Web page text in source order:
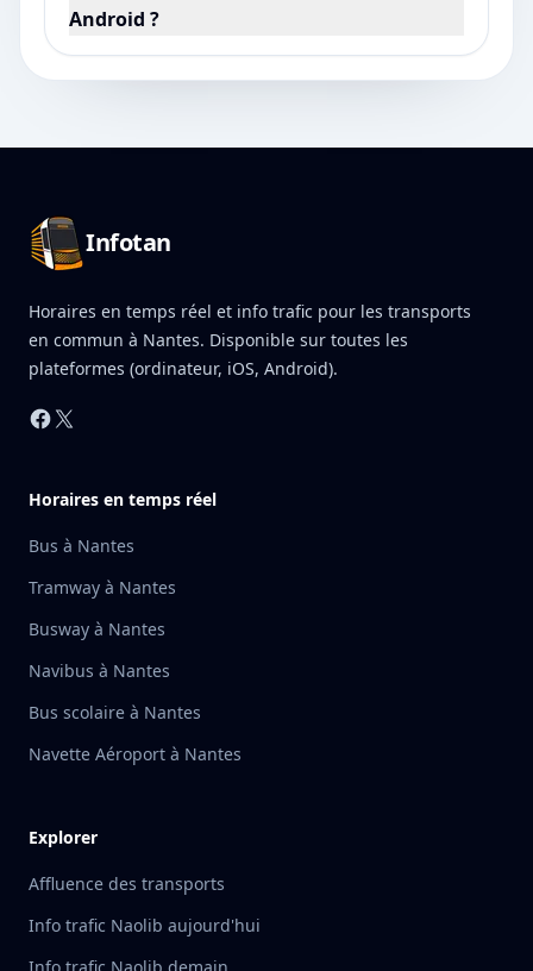
Android ?
Infotan
Horaires en temps réel et info trafic pour les transports
en commun à Nantes. Disponible sur toutes les
plateformes (ordinateur, iOS, Android).
Facebook
X
Horaires en temps réel
Bus à Nantes
Tramway à Nantes
Busway à Nantes
Navibus à Nantes
Bus scolaire à Nantes
Navette Aéroport à Nantes
Explorer
Affluence des transports
Info trafic Naolib aujourd'hui